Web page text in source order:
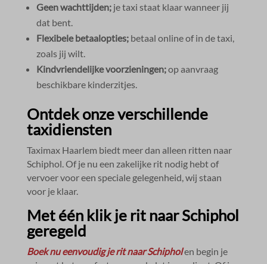
Geen wachttijden;je taxi staat klaar wanneer jij
dat bent.​
Flexibele betaalopties;betaal online of in de taxi,
zoals jij wilt.​
Kindvriendelijke voorzieningen;op aanvraag
beschikbare kinderzitjes.​
Ontdek onze verschillende
taxidiensten
Taximax Haarlem biedt meer dan alleen ritten naar
Schiphol.​ Of je nu een zakelijke rit nodig hebt of
vervoer voor een speciale gelegenheid, wij staan
voor je klaar.​
Met één klik je rit naar Schiphol
geregeld
Boek nu eenvoudig je rit naar Schipholen begin je